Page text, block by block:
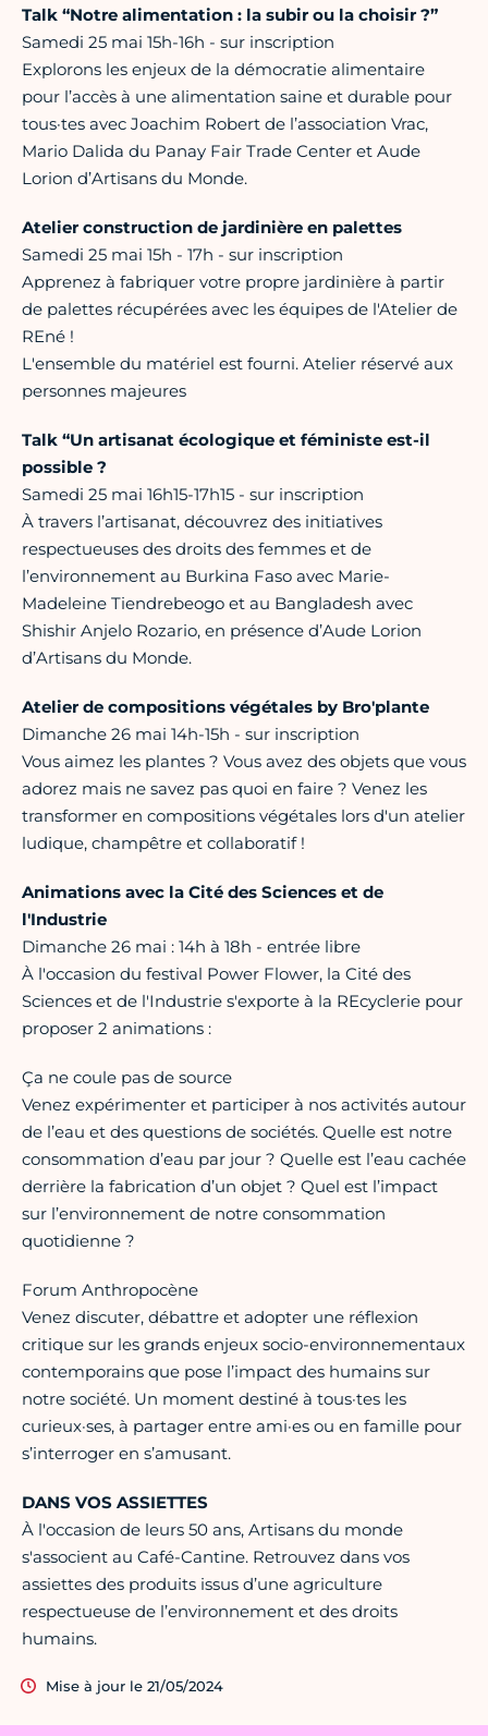
Talk “Notre alimentation : la subir ou la choisir ?”
Samedi 25 mai 15h-16h - sur inscription
Explorons les enjeux de la démocratie alimentaire
pour l’accès à une alimentation saine et durable pour
tous·tes avec Joachim Robert de l’association Vrac,
Mario Dalida du Panay Fair Trade Center et Aude
Lorion d’Artisans du Monde.
Atelier construction de jardinière en palettes
Samedi 25 mai 15h - 17h - sur inscription
Apprenez à fabriquer votre propre jardinière à partir
de palettes récupérées avec les équipes de l'Atelier de
REné !
L'ensemble du matériel est fourni. Atelier réservé aux
personnes majeures
Talk “Un artisanat écologique et féministe est-il
possible ?
Samedi 25 mai 16h15-17h15 - sur inscription
À travers l’artisanat, découvrez des initiatives
respectueuses des droits des femmes et de
l’environnement au Burkina Faso avec Marie-
Madeleine Tiendrebeogo et au Bangladesh avec
Shishir Anjelo Rozario, en présence d’Aude Lorion
d’Artisans du Monde.
Atelier de compositions végétales by Bro'plante
Dimanche 26 mai 14h-15h - sur inscription
Vous aimez les plantes ? Vous avez des objets que vous
adorez mais ne savez pas quoi en faire ? Venez les
transformer en compositions végétales lors d'un atelier
ludique, champêtre et collaboratif !
Animations avec la Cité des Sciences et de
l'Industrie
Dimanche 26 mai : 14h à 18h - entrée libre
À l'occasion du festival Power Flower, la Cité des
Sciences et de l'Industrie s'exporte à la REcyclerie pour
proposer 2 animations :
Ça ne coule pas de source
Venez expérimenter et participer à nos activités autour
de l’eau et des questions de sociétés. Quelle est notre
consommation d’eau par jour ? Quelle est l’eau cachée
derrière la fabrication d’un objet ? Quel est l’impact
sur l’environnement de notre consommation
quotidienne ?
Forum Anthropocène
Venez discuter, débattre et adopter une réflexion
critique sur les grands enjeux socio-environnementaux
contemporains que pose l’impact des humains sur
notre société. Un moment destiné à tous·tes les
curieux·ses, à partager entre ami·es ou en famille pour
s’interroger en s’amusant.
DANS VOS ASSIETTES
À l'occasion de leurs 50 ans, Artisans du monde
s'associent au Café-Cantine. Retrouvez dans vos
assiettes des produits issus d’une agriculture
respectueuse de l’environnement et des droits
humains.
Mise à jour le 21/05/2024